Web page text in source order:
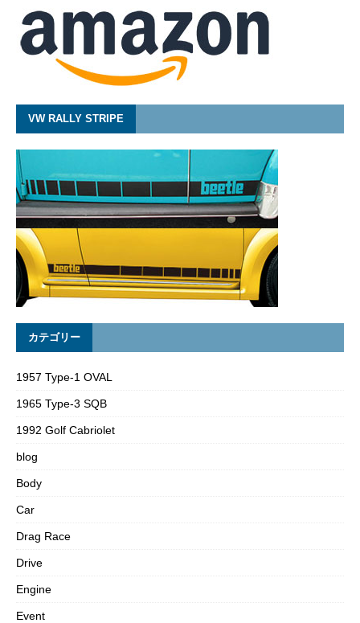
VW RALLY STRIPE
カテゴリー
1957 Type-1 OVAL
1965 Type-3 SQB
1992 Golf Cabriolet
blog
Body
Car
Drag Race
Drive
Engine
Event